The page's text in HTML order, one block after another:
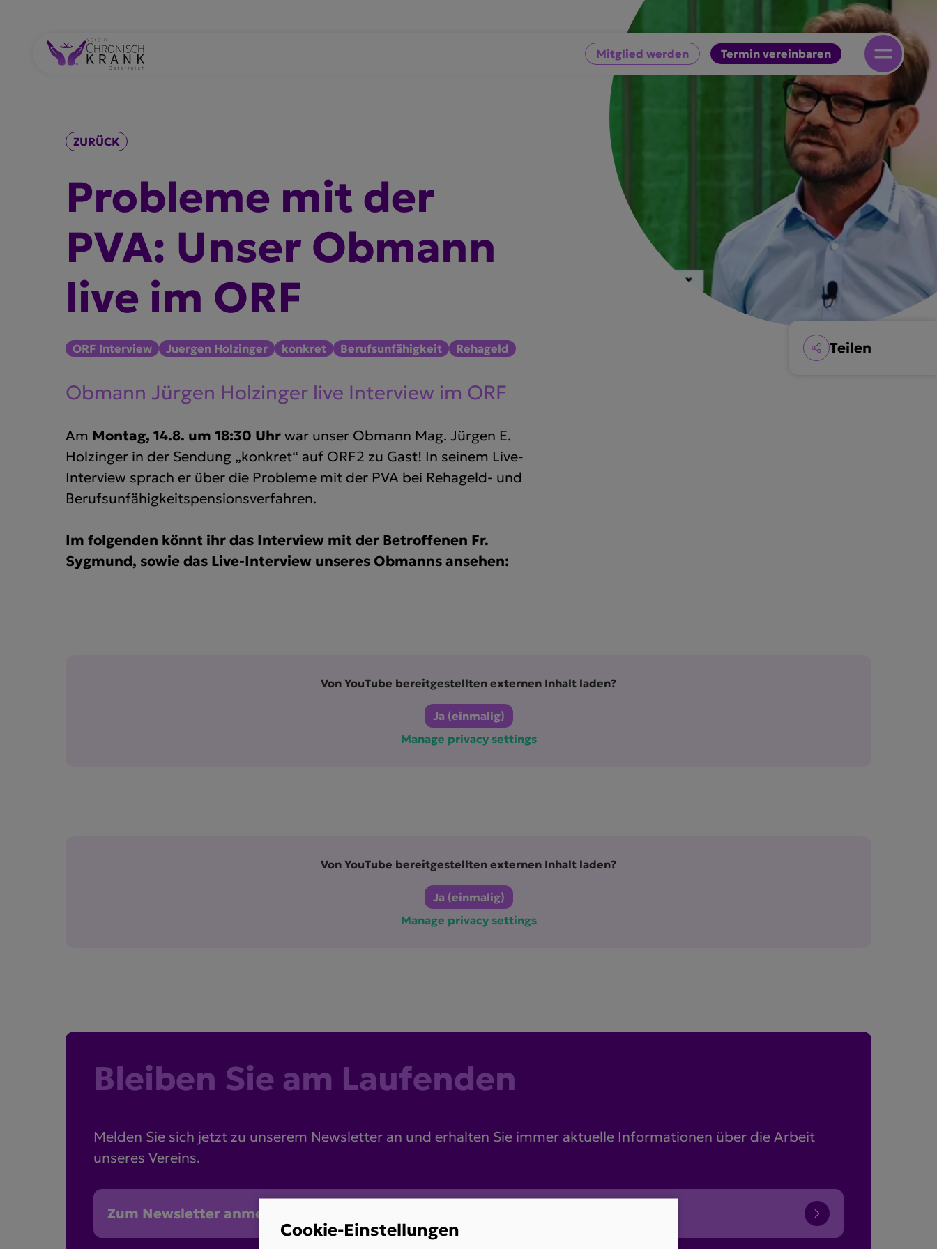
Mitglied werden Termin vereinbaren
ZURÜCK
Probleme mit der
PVA: Unser Obmann
live im ORF
ORF Interview Juergen Holzinger konkret Berufsunfähigkeit Rehageld
Obmann Jürgen Holzinger live Interview im ORF
Am Montag, 14.8. um 18:30 Uhrwar unser Obmann Mag. Jürgen E.
Holzinger in der Sendung „konkret“ auf ORF2 zu Gast! In seinem Live-
Interview sprach er über die Probleme mit der PVA bei Rehageld- und
Berufsunfähigkeitspensionsverfahren.
Im folgenden könnt ihr das Interview mit der Betroffenen Fr.
Sygmund, sowie das Live-Interview unseres Obmanns ansehen:
Teilen
Von YouTube bereitgestellten externen Inhalt laden?
Ja (einmalig)
Manage privacy settings
Von YouTube bereitgestellten externen Inhalt laden?
Ja (einmalig)
Manage privacy settings
Bleiben Sie am Laufenden
Melden Sie sich jetzt zu unserem Newsletter an und erhalten Sie immer aktuelle Informationen über die Arbeit
unseres Vereins.
Zum Newsletter anmelden
Use
Cookie-Einstellungen